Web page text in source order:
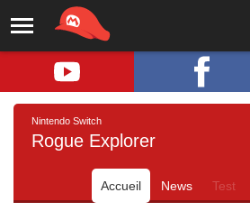
Nintendo Switch
Rogue Explorer
Accueil News Test